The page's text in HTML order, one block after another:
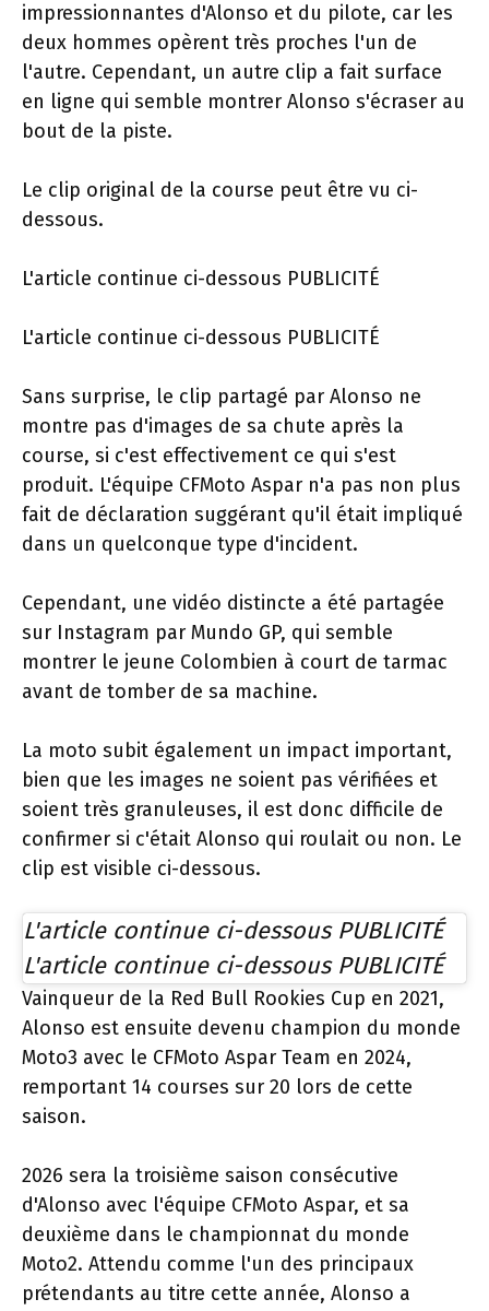
impressionnantes d'Alonso et du pilote, car les
deux hommes opèrent très proches l'un de
l'autre. Cependant, un autre clip a fait surface
en ligne qui semble montrer Alonso s'écraser au
bout de la piste.
Le clip original de la course peut être vu ci-
dessous.
L'article continue ci-dessous PUBLICITÉ
L'article continue ci-dessous PUBLICITÉ
Sans surprise, le clip partagé par Alonso ne
montre pas d'images de sa chute après la
course, si c'est effectivement ce qui s'est
produit. L'équipe CFMoto Aspar n'a pas non plus
fait de déclaration suggérant qu'il était impliqué
dans un quelconque type d'incident.
Cependant, une vidéo distincte a été partagée
sur Instagram par Mundo GP, qui semble
montrer le jeune Colombien à court de tarmac
avant de tomber de sa machine.
La moto subit également un impact important,
bien que les images ne soient pas vérifiées et
soient très granuleuses, il est donc difficile de
confirmer si c'était Alonso qui roulait ou non. Le
clip est visible ci-dessous.
L'article continue ci-dessous PUBLICITÉ
L'article continue ci-dessous PUBLICITÉ
Vainqueur de la Red Bull Rookies Cup en 2021,
Alonso est ensuite devenu champion du monde
Moto3 avec le CFMoto Aspar Team en 2024,
remportant 14 courses sur 20 lors de cette
saison.
2026 sera la troisième saison consécutive
d'Alonso avec l'équipe CFMoto Aspar, et sa
deuxième dans le championnat du monde
Moto2. Attendu comme l'un des principaux
prétendants au titre cette année, Alonso a